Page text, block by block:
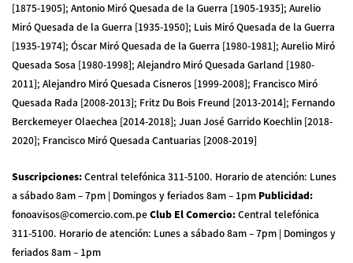
[1875-1905]; Antonio Miró Quesada de la Guerra [1905-1935]; Aurelio
Miró Quesada de la Guerra [1935-1950]; Luis Miró Quesada de la Guerra
[1935-1974]; Óscar Miró Quesada de la Guerra [1980-1981]; Aurelio Miró
Quesada Sosa [1980-1998]; Alejandro Miró Quesada Garland [1980-
2011]; Alejandro Miró Quesada Cisneros [1999-2008]; Francisco Miró
Quesada Rada [2008-2013]; Fritz Du Bois Freund [2013-2014]; Fernando
Berckemeyer Olaechea [2014-2018]; Juan José Garrido Koechlin [2018-
2020]; Francisco Miró Quesada Cantuarias [2008-2019]
Suscripciones:Central telefónica 311-5100. Horario de atención: Lunes
a sábado 8am – 7pm | Domingos y feriados 8am – 1pm Publicidad:
fonoavisos@comercio.com.peClub El Comercio:Central telefónica
311-5100. Horario de atención: Lunes a sábado 8am – 7pm | Domingos y
feriados 8am – 1pm